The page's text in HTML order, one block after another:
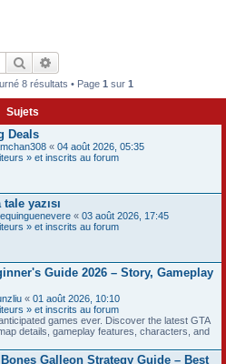
Rechercher
8 résultats • Page 1 sur 1
Sujets
Deals
« 04 août 2026, 05:35
» et inscrits au forum
yazısı
« 03 août 2026, 17:45
» et inscrits au forum
Guide 2026 – Story, Gameplay
« 01 août 2026, 10:10
» et inscrits au forum
games ever. Discover the latest GTA
details, gameplay features, characters, and
Galleon Strategy Guide – Best